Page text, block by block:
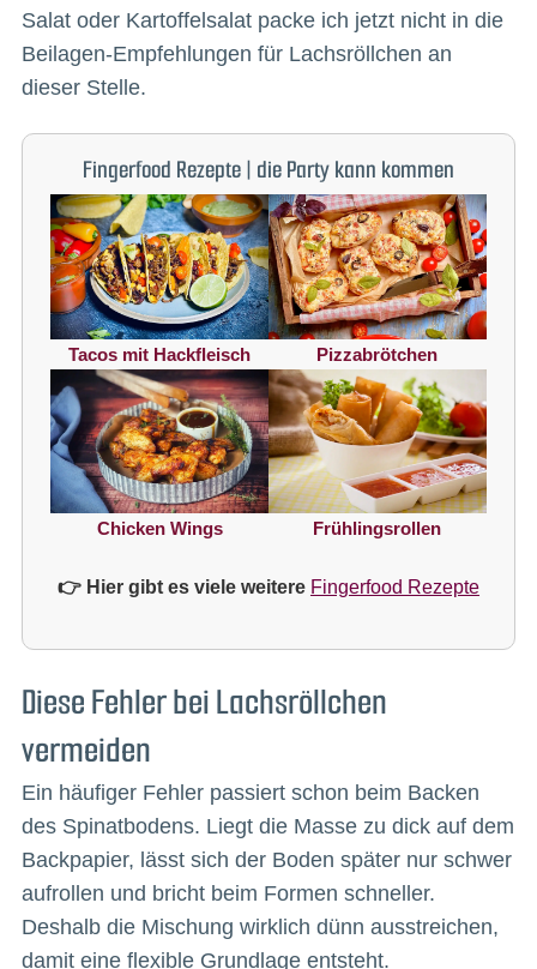
Salat oder Kartoffelsalat packe ich jetzt nicht in die
Beilagen-Empfehlungen für Lachsröllchen an
dieser Stelle.
Fingerfood Rezepte | die Party kann kommen
Tacos mit Hackfleisch Pizzabrötchen
Chicken Wings Frühlingsrollen
👉 Hier gibt es viele weitere Fingerfood Rezepte
Diese Fehler bei Lachsröllchen
vermeiden
Ein häufiger Fehler passiert schon beim Backen
des Spinatbodens. Liegt die Masse zu dick auf dem
Backpapier, lässt sich der Boden später nur schwer
aufrollen und bricht beim Formen schneller.
Deshalb die Mischung wirklich dünn ausstreichen,
damit eine flexible Grundlage entsteht.